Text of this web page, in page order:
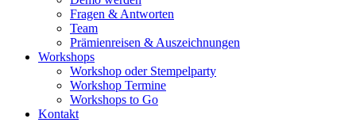
Fragen & Antworten
Team
Prämienreisen & Auszeichnungen
Workshops
Workshop oder Stempelparty
Workshop Termine
Workshops to Go
Kontakt